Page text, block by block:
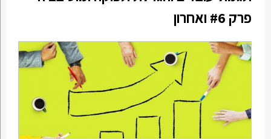
פרק #6 ואחרון